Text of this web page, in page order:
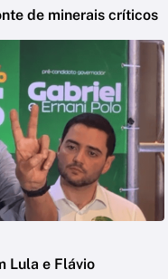
de minerais críticos
Lula e Flávio